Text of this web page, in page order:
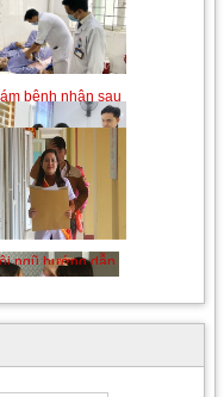
bệnh nhân sau
phẫu thuật
ngũ hướng dẫn
nghiệp, tận tình